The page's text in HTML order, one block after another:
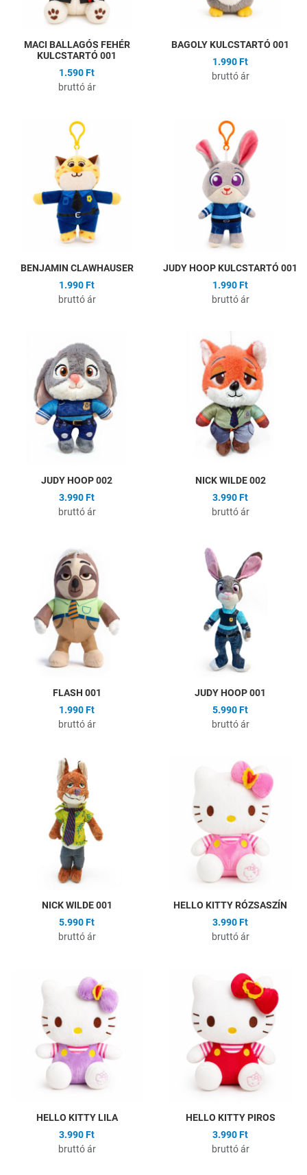
MACI BALLAGÓS FEHÉR
KULCSTARTÓ 001
1.590 Ft
bruttó ár
BAGOLY KULCSTARTÓ 001
1.990 Ft
bruttó ár
Hozzáadás a kívánságlistához
Összehasonlítás
BENJAMIN CLAWHAUSER
1.990 Ft
bruttó ár
JUDY HOOP KULCSTARTÓ 001
1.990 Ft
bruttó ár
Hozzáadás a kívánságlistához
Összehasonlítás
JUDY HOOP 002
3.990 Ft
bruttó ár
NICK WILDE 002
3.990 Ft
bruttó ár
Hozzáadás a kívánságlistához
Összehasonlítás
FLASH 001
1.990 Ft
bruttó ár
JUDY HOOP 001
5.990 Ft
bruttó ár
Hozzáadás a kívánságlistához
Gyors nézet
NICK WILDE 001
5.990 Ft
bruttó ár
HELLO KITTY RÓZSASZÍN
3.990 Ft
bruttó ár
Hozzáadás a kívánságlistához
Összehasonlítás
HELLO KITTY LILA
3.990 Ft
bruttó ár
HELLO KITTY PIROS
3.990 Ft
bruttó ár